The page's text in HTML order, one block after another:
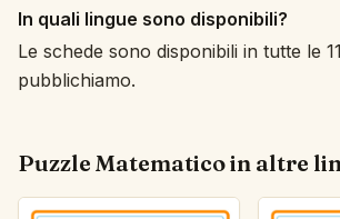
In quali lingue sono disponibili?
Le schede sono disponibili in tutte le
pubblichiamo.
Puzzle Matematico in altre